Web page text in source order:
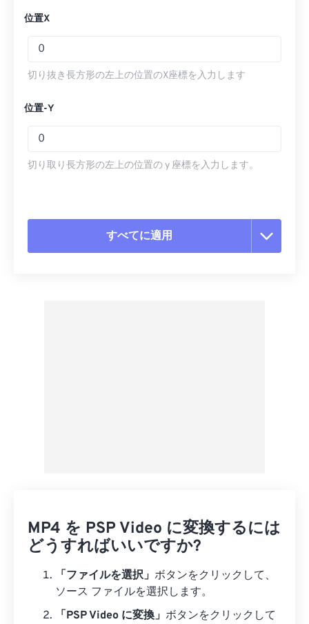
位置X
切り抜き長方形の左上の位置のX座標を入力します
位置-Y
切り取り長方形の左上の位置の y 座標を入力します。
すべてに適用
MP4 を PSP Video に変換するには
どうすればいいですか?
「ファイルを選択」 ボタンをクリックして、
ソース ファイルを選択します。
「PSP Video に変換」 ボタンをクリックして